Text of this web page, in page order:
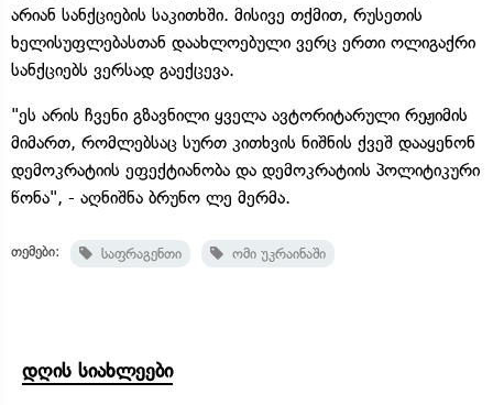
არიან სანქციების საკითხში. მისივე თქმით, რუსეთის
ხელისუფლებასთან დაახლოებული ვერც ერთი ოლიგაქრი
სანქციებს ვერსად გაექცევა.
"ეს არის ჩვენი გზავნილი ყველა ავტორიტარული რეჟიმის
მიმართ, რომლებსაც სურთ კითხვის ნიშნის ქვეშ დააყენონ
დემოკრატიის ეფექტიანობა და დემოკრატიის პოლიტიკური
წონა", - აღნიშნა ბრუნო ლე მერმა.
თემები: საფრაგენთი ომი უკრაინაში
დღის სიახლეები